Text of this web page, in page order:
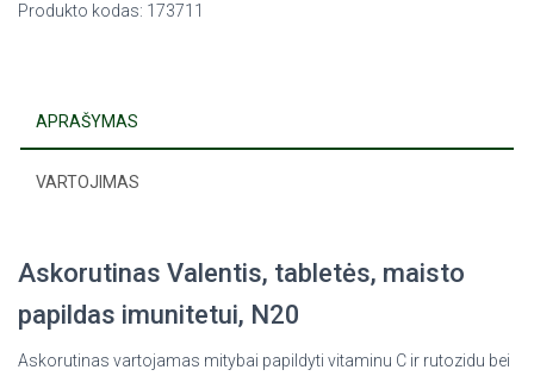
Produkto kodas: 173711
APRAŠYMAS
VARTOJIMAS
Askorutinas Valentis, tabletės, maisto
papildas imunitetui, N20
Askorutinas vartojamas mitybai papildyti vitaminu C ir rutozidu bei